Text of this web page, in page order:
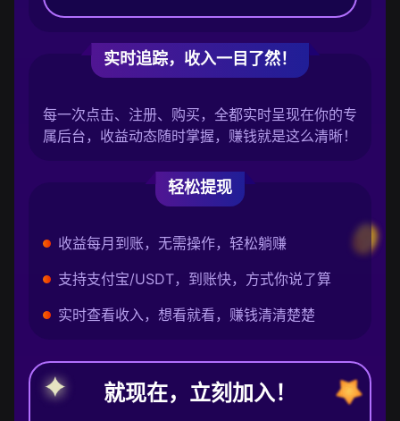
实时追踪，收入一目了然！
每一次点击、注册、购买，全都实时呈现在你的专
属后台，收益动态随时掌握，赚钱就是这么清晰！
轻松提现
收益每月到账，无需操作，轻松躺赚
支持支付宝/USDT，到账快，方式你说了算
实时查看收入，想看就看，赚钱清清楚楚
就现在，立刻加入！